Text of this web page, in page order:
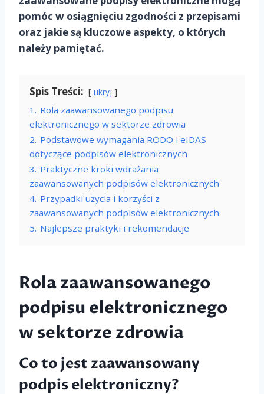
pomóc w osiągnięciu zgodności z przepisami
oraz jakie są kluczowe aspekty, o których
należy pamiętać.
Spis Treści: ukryj
1. Rola zaawansowanego podpisu
elektronicznego w sektorze zdrowia
2. Podstawowe wymagania RODO i eIDAS
dotyczące podpisów elektronicznych
3. Praktyczne kroki wdrażania
zaawansowanych podpisów elektronicznych
4. Przypadki użycia i korzyści z
zaawansowanych podpisów elektronicznych
5. Najlepsze praktyki i rekomendacje
Rola zaawansowanego
podpisu elektronicznego
w sektorze zdrowia
Co to jest zaawansowany
podpis elektroniczny?